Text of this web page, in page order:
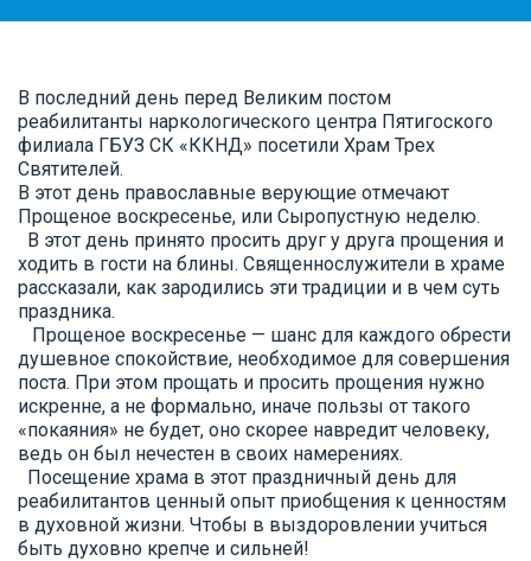
В последний день перед Великим постом
реабилитанты наркологического центра Пятигоского
филиала ГБУЗ СК «ККНД» посетили Храм Трех
Святителей.
В этот день православные верующие отмечают
Прощеное воскресенье, или Сыропустную неделю.
В этот день принято просить друг у друга прощения и
ходить в гости на блины. Священнослужители в храме
рассказали, как зародились эти традиции и в чем суть
праздника.
Прощеное воскресенье — шанс для каждого обрести
душевное спокойствие, необходимое для совершения
поста. При этом прощать и просить прощения нужно
искренне, а не формально, иначе пользы от такого
«покаяния» не будет, оно скорее навредит человеку,
ведь он был нечестен в своих намерениях.
Посещение храма в этот праздничный день для
реабилитантов ценный опыт приобщения к ценностям
в духовной жизни. Чтобы в выздоровлении учиться
быть духовно крепче и сильней!